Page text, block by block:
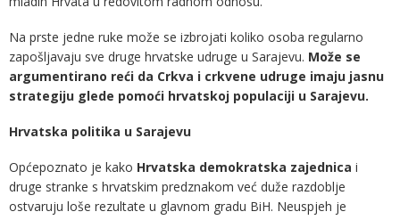
Na prste jedne ruke može se izbrojati koliko osoba regularno
zapošljavaju sve druge hrvatske udruge u Sarajevu. Može se
argumentirano reći da Crkva i crkvene udruge imaju jasnu
strategiju glede pomoći hrvatskoj populaciji u Sarajevu.
Hrvatska politika u Sarajevu
Općepoznato je kako Hrvatska demokratska zajednica i
druge stranke s hrvatskim predznakom već duže razdoblje
ostvaruju loše rezultate u glavnom gradu BiH. Neuspjeh je